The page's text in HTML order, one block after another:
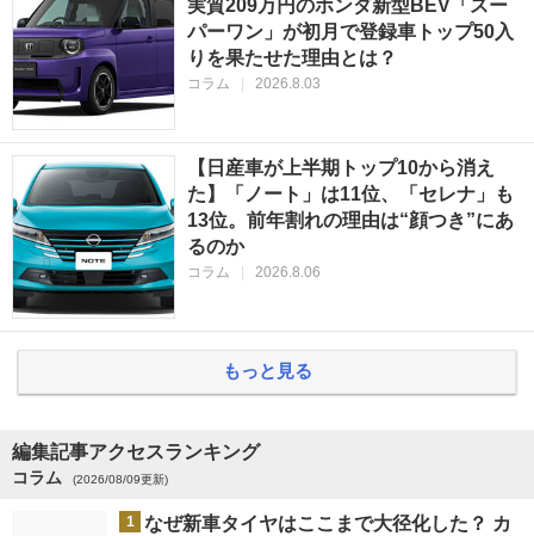
実質209万円のホンダ新型BEV「スー
パーワン」が初月で登録車トップ50入
りを果たせた理由とは？
コラム | 2026.8.03
【日産車が上半期トップ10から消え
た】「ノート」は11位、「セレナ」も
13位。前年割れの理由は“顔つき”にあ
るのか
コラム | 2026.8.06
もっと見る
編集記事アクセスランキング
コラム (2026/08/09更新)
1
なぜ新車タイヤはここまで大径化した？ カ